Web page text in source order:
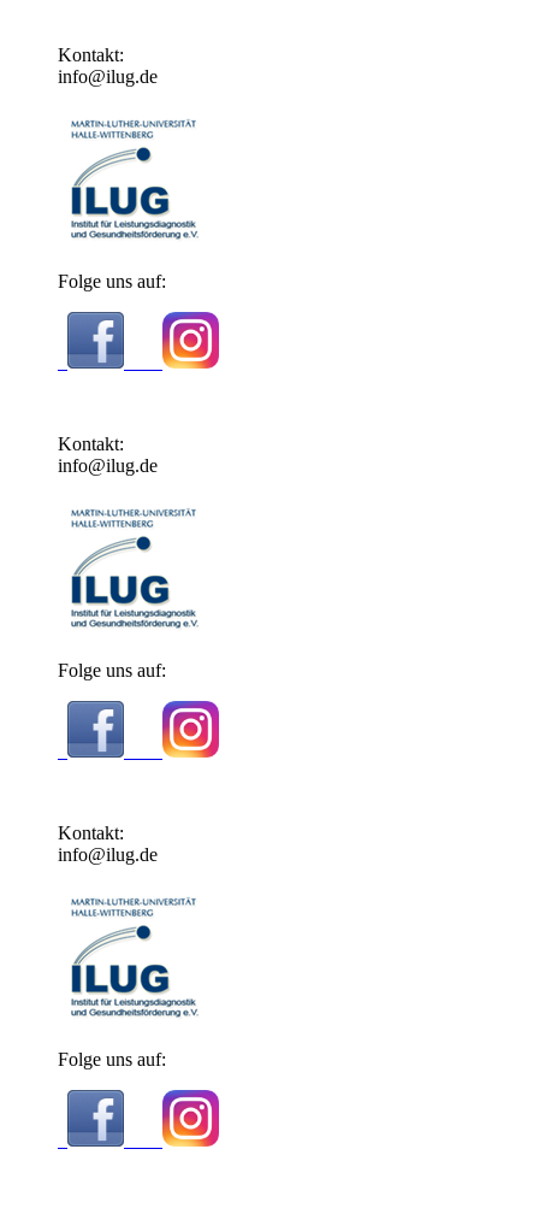
Kontakt:
info@ilug.de
Folge uns auf:
Kontakt:
info@ilug.de
Folge uns auf:
Kontakt:
info@ilug.de
Folge uns auf: